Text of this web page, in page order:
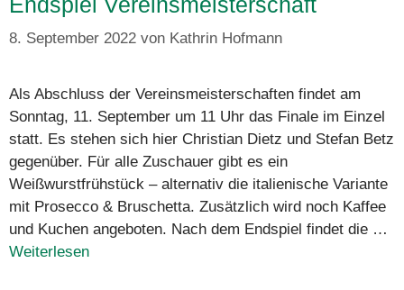
8. September 2022 von Kathrin Hofmann
Als Abschluss der Vereinsmeisterschaften findet am
Sonntag, 11. September um 11 Uhr das Finale im Einzel
statt. Es stehen sich hier Christian Dietz und Stefan Betz
gegenüber. Für alle Zuschauer gibt es ein
Weißwurstfrühstück – alternativ die italienische Variante
mit Prosecco & Bruschetta. Zusätzlich wird noch Kaffee
und Kuchen angeboten. Nach dem Endspiel findet die …
Weiterlesen